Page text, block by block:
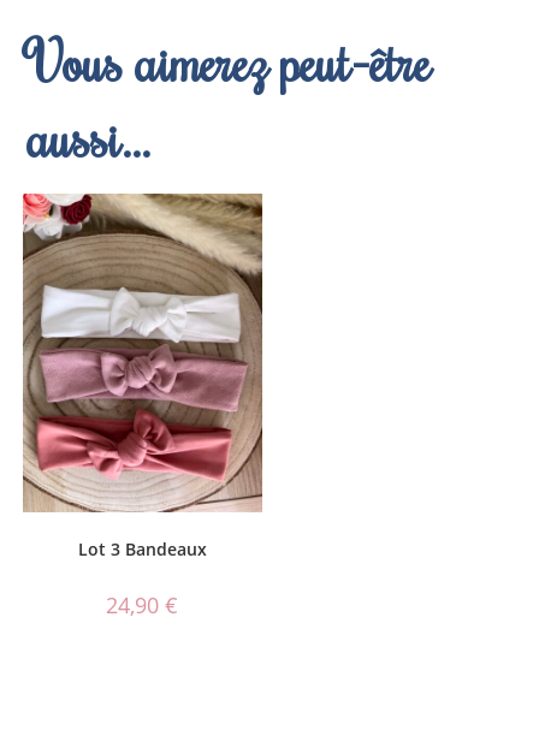
Vous aimerez peut-être
aussi…
Lot 3 Bandeaux
24,90€